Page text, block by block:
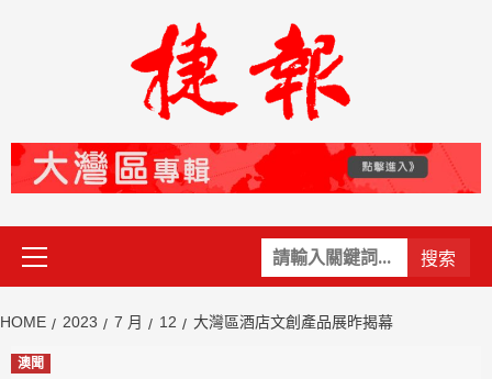
關
鍵
Primary
Menu
HOME 2023 7 月 12 大灣區酒店文創產品展昨揭幕
澳聞